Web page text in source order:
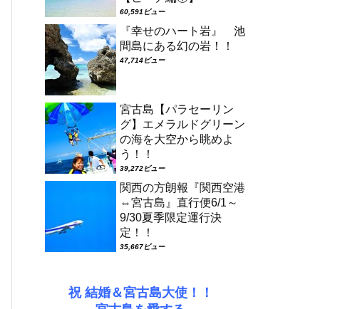
60,591ビュー
『幸せのハート岩』 池
間島にある幻の岩！！
47,714ビュー
宮古島【パラセーリン
グ】エメラルドグリーン
の海を大空から眺めよ
う！！
39,272ビュー
関西の方朗報『関西空港
⇔宮古島』直行便6/1～
9/30夏季限定運行決
定！！
35,667ビュー
祝 結婚＆宮古島大使！！